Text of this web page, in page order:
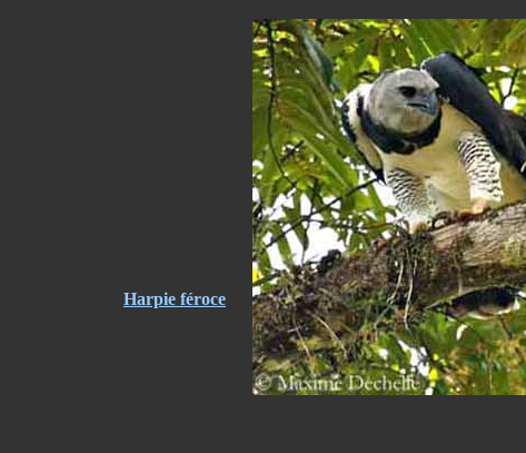
Harpie féroce